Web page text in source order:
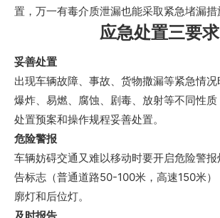
置，万一有毒介质泄漏也能采取紧急堵漏措
应急处置三要求
妥善处置
出现车辆故障、事故、货物撒漏等紧急情
爆炸、易燃、腐蚀、剧毒、放射等不同性
处置预案和操作规程妥善处置。
危险警报
车辆妨碍交通又难以移动时要开启危险警
告标志（普通道路50-100米，高速150米
廓灯和后位灯。